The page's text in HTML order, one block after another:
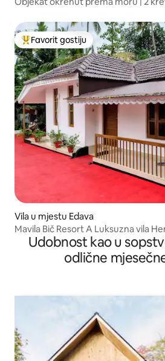
Glavni favorit gostiju
Favorit gostiju
Vila u mjestu Edava
Mavila Bič Resort A Luksuzna vila
Udobnost kao u
odlične